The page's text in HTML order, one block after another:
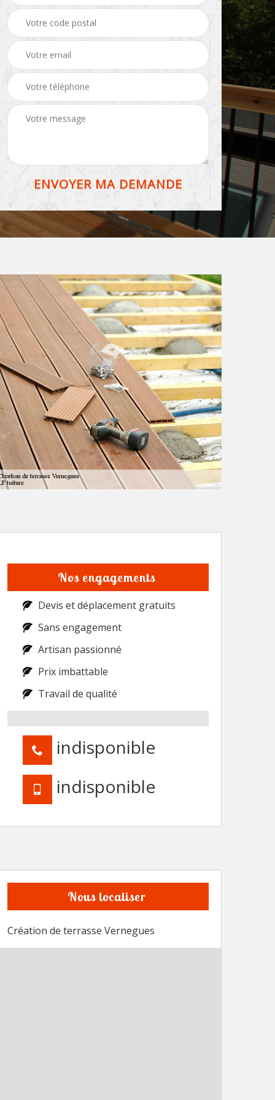
Nos engagements
Devis et déplacement gratuits
Sans engagement
Artisan passionné
Prix imbattable
Travail de qualité
indisponible
indisponible
Nous localiser
Création de terrasse Vernegues